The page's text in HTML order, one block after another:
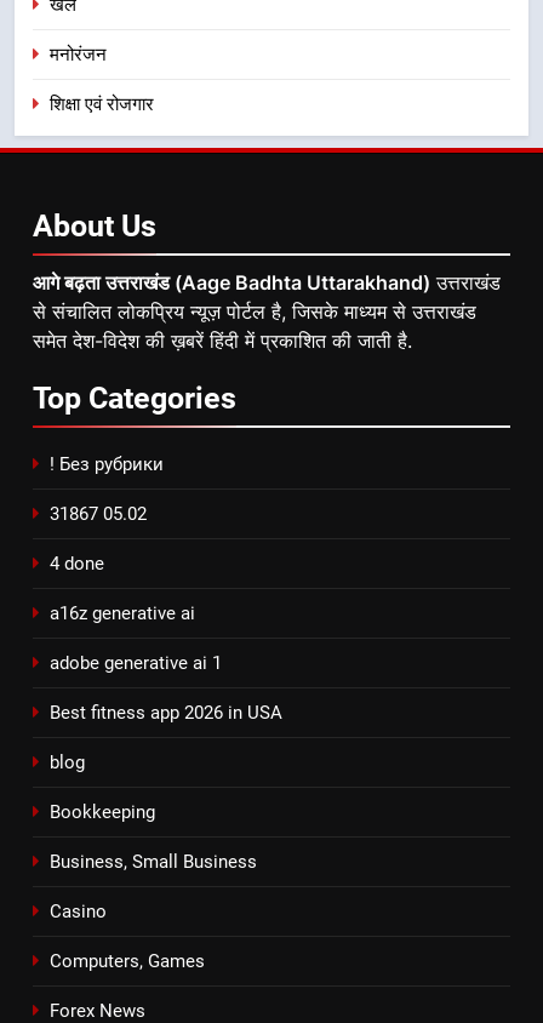
खेल
मनोरंजन
शिक्षा एवं रोजगार
About Us
आगे बढ़ता उत्तराखंड (Aage Badhta Uttarakhand) उत्तराखंड
से संचालित लोकप्रिय न्यूज़ पोर्टल है, जिसके माध्यम से उत्तराखंड
समेत देश-विदेश की ख़बरें हिंदी में प्रकाशित की जाती है.
Top Categories
! Без рубрики
31867 05.02
4 done
a16z generative ai
adobe generative ai 1
Best fitness app 2026 in USA
blog
Bookkeeping
Business, Small Business
Casino
Computers, Games
Forex News